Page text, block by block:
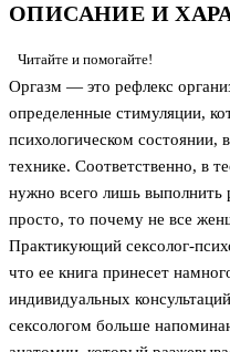
ОПИСАНИЕ И
Читайте и помогайте!
Оргазм — это рефлекс
определенные стимуляции,
психологическом
технике. Соответственно, в
нужно всего лишь выполнить
просто, то почему не все
Практикующий сексолог-
что ее книга принесет
индивидуальных
сексологом больше